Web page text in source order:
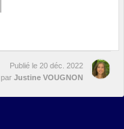
Publié le 20 déc. 2022
par Justine VOUGNON